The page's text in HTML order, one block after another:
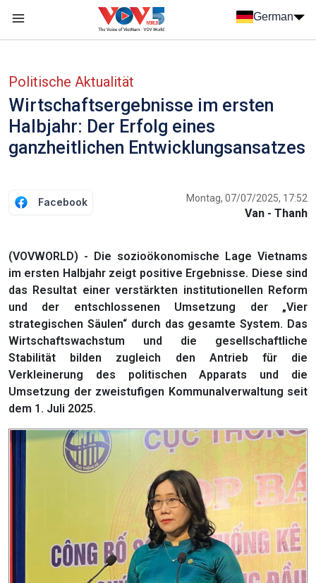
German
Politische Aktualität
Wirtschaftsergebnisse im ersten
Halbjahr: Der Erfolg eines
ganzheitlichen Entwicklungsansatzes
Facebook Montag, 07/07/2025, 17:52
Van - Thanh
(VOVWORLD) - Die sozioökonomische Lage Vietnams
im ersten Halbjahr zeigt positive Ergebnisse. Diese sind
das Resultat einer verstärkten institutionellen Reform
und der entschlossenen Umsetzung der „Vier
strategischen Säulen“ durch das gesamte System. Das
Wirtschaftswachstum und die gesellschaftliche
Stabilität bilden zugleich den Antrieb für die
Verkleinerung des politischen Apparats und die
Umsetzung der zweistufigen Kommunalverwaltung seit
dem 1. Juli 2025.